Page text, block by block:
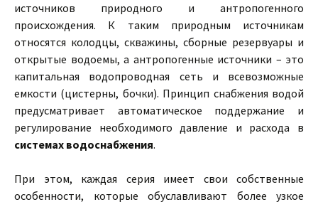
источников природного и антропогенного
происхождения. К таким природным источникам
относятся колодцы, скважины, сборные резервуары и
открытые водоемы, а антропогенные источники – это
капитальная водопроводная сеть и всевозможные
емкости (цистерны, бочки). Принцип снабжения водой
предусматривает автоматическое поддержание и
регулирование необходимого давление и расхода в
системах водоснабжения.
При этом, каждая серия имеет свои собственные
особенности, которые обуславливают более узкое